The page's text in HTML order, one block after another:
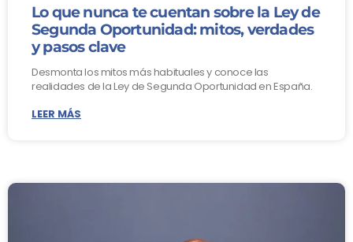
Lo que nunca te cuentan sobre la Ley de
Segunda Oportunidad: mitos, verdades
y pasos clave
Desmonta los mitos más habituales y conoce las
realidades de la Ley de Segunda Oportunidad en España.
LEER MÁS